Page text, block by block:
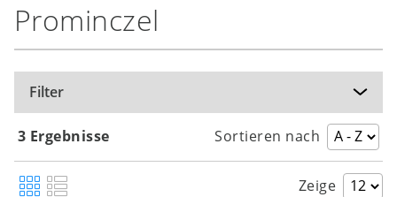
Prominczel
Filter
3 Ergebnisse Sortieren nach
Zeige